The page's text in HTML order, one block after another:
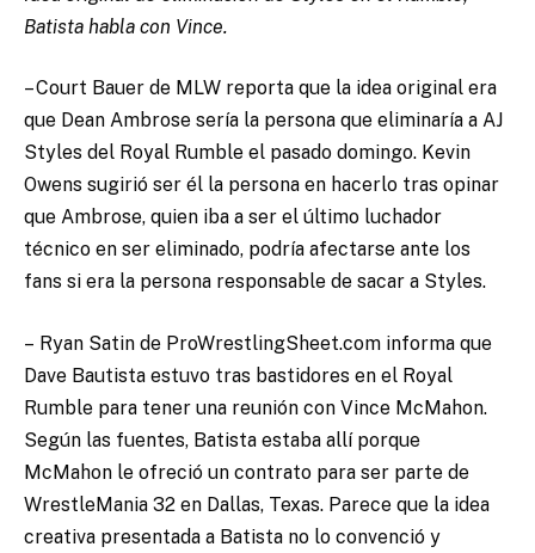
Batista habla con Vince.
– Court Bauer de MLW reporta que la idea original era
que Dean Ambrose sería la persona que eliminaría a AJ
Styles del Royal Rumble el pasado domingo. Kevin
Owens sugirió ser él la persona en hacerlo tras opinar
que Ambrose, quien iba a ser el último luchador
técnico en ser eliminado, podría afectarse ante los
fans si era la persona responsable de sacar a Styles.
– Ryan Satin de ProWrestlingSheet.com informa que
Dave Bautista estuvo tras bastidores en el Royal
Rumble para tener una reunión con Vince McMahon.
Según las fuentes, Batista estaba allí porque
McMahon le ofreció un contrato para ser parte de
WrestleMania 32 en Dallas, Texas. Parece que la idea
creativa presentada a Batista no lo convenció y